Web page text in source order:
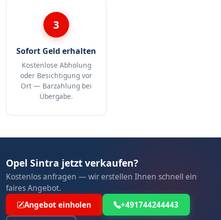
3
Sofort Geld erhalten
Kostenlose Abholung
oder Besichtigung vor
Ort — Barzahlung bei
Übergabe.
Opel Sintra jetzt verkaufen?
Kostenlos anfragen — wir erstellen Ihnen schnell ein
faires Angebot.
Angebot einholen +491744244443